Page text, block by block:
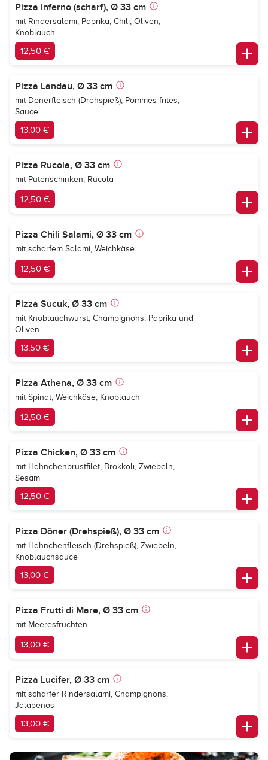
Pizza Inferno (scharf), Ø 33 cm
mit Rindersalami, Paprika, Chili, Oliven,
Knoblauch
12,50 €
Pizza Landau, Ø 33 cm
mit Dönerfleisch (Drehspieß), Pommes frites,
Sauce
13,00 €
Pizza Rucola, Ø 33 cm
mit Putenschinken, Rucola
12,50 €
Pizza Chili Salami, Ø 33 cm
mit scharfem Salami, Weichkäse
12,50 €
Pizza Sucuk, Ø 33 cm
mit Knoblauchwurst, Champignons, Paprika und
Oliven
13,50 €
Pizza Athena, Ø 33 cm
mit Spinat, Weichkäse, Knoblauch
12,50 €
Pizza Chicken, Ø 33 cm
mit Hähnchenbrustfilet, Brokkoli, Zwiebeln,
Sesam
12,50 €
Pizza Döner (Drehspieß), Ø 33 cm
mit Hähnchenfleisch (Drehspieß), Zwiebeln,
Knoblauchsauce
13,00 €
Pizza Frutti di Mare, Ø 33 cm
mit Meeresfrüchten
13,00 €
Pizza Lucifer, Ø 33 cm
mit scharfer Rindersalami, Champignons,
Jalapenos
13,00 €